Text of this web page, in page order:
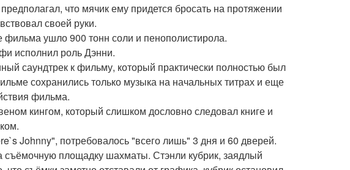
что мячик ему придется бросать на протяжении
своей руки.
фильма ушло 900 тонн соли и пенополистирола.
исполнил роль Дэнни.
саундтрек к фильму, который практически полностью был
сохранились только музыка на начальных титрах и еще
фильма.
кингом, который слишком дословно следовал книге и
Johnny", потребовалось "всего лишь" 3 дня и 60 дверей.
площадку шахматы. Стэнли кубрик, заядлый